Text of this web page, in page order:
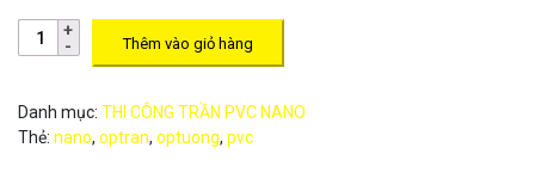
Thêm vào giỏ hàng
Danh mục: THI CÔNG TRẦN PVC NANO
Thẻ: nano, optran, optuong, pvc